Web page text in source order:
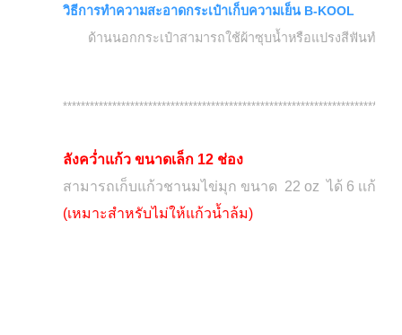
วิธีการทำความสะอาดกระเป๋าเก็บความเย็น B-KOOL
ด้านนอกกระเป๋าสามารถใช้ผ้าซุบน้ำหรือแปรงสีฟันทำความ
ลังคว่ำแก้ว ขนาดเล็ก 12 ช่อง
สามารถเก็บแก้วชานมไข่มุก ขนาด 22 oz ได้ 6 เเก้ว
(เหมาะสำหรับไม่ให้แก้วน้ำล้ม)